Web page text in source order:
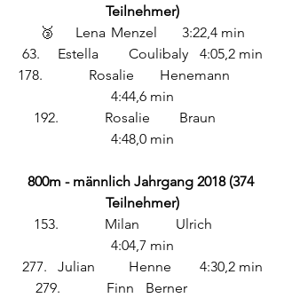
Teilnehmer)
🥉	Lena 	Menzel	3:22,4 min
63.	Estella 	Coulibaly 	4:05,2 min
178.		Rosalie 	Henemann
4:44,6 min
192.		Rosalie	 Braun
4:48,0 min
800m - männlich Jahrgang 2018 (374
Teilnehmer)
153.		Milan 	Ulrich
4:04,7 min
277. 	Julian 	Henne 	4:30,2 min
279.	 	Finn	 Berner